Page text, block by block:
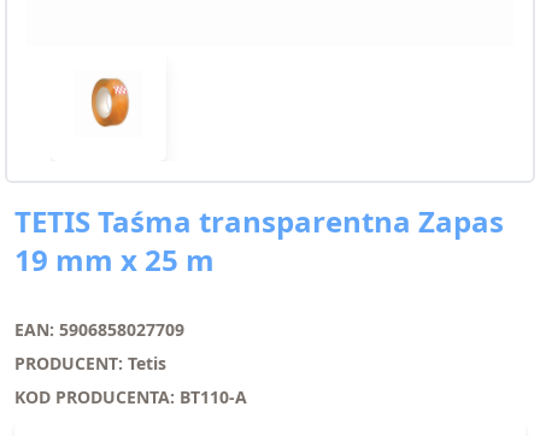
TETIS Taśma transparentna Zapas
19 mm x 25 m
EAN: 5906858027709
PRODUCENT: Tetis
KOD PRODUCENTA: BT110-A